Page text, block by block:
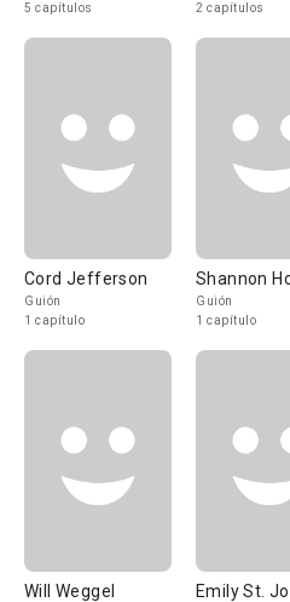
5 capítulos
2 capítulos
Cord Jefferson
Guión
1 capítulo
Shannon
Guión
1 capítulo
Will Weggel
Emily St.